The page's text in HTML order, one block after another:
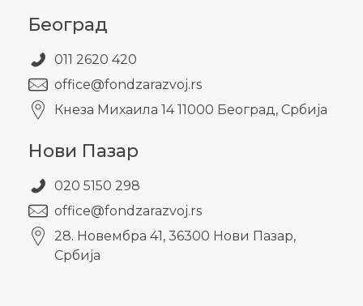
Београд
011 2620 420
office@fondzarazvoj.rs
Кнезa Михаила 14 11000 Београд, Србија
Нови Пазар
020 5150 298
office@fondzarazvoj.rs
28. Новембра 41, 36300 Нови Пазар,
Србија